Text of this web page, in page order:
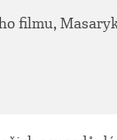
filmu,